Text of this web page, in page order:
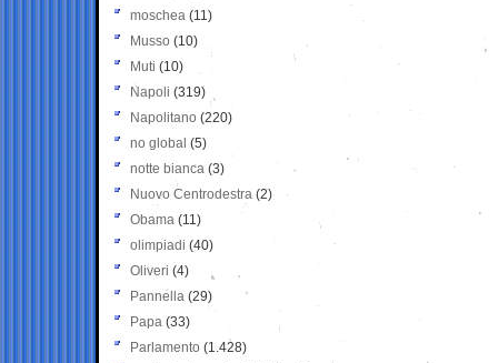
moschea (11)
Musso (10)
Muti (10)
Napoli (319)
Napolitano (220)
no global (5)
notte bianca (3)
Nuovo Centrodestra (2)
Obama (11)
olimpiadi (40)
Oliveri (4)
Pannella (29)
Papa (33)
Parlamento (1.428)